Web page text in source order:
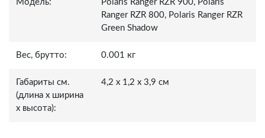
Модель:
Polaris Ranger RZR 900, Polaris
Ranger RZR 800, Polaris Ranger RZR
Green Shadow
Вес, брутто: 0.001 кг
Габариты см.
(длина x ширина
x высота):
4,2 x 1,2 x 3,9 см